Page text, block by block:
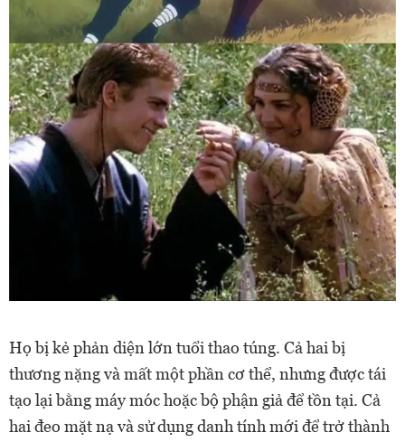
Họ bị kẻ phản diện lớn tuổi thao túng. Cả hai bị
thương nặng và mất một phần cơ thể, nhưng được tái
tạo lại bằng máy móc hoặc bộ phận giả để tồn tại. Cả
hai đeo mặt nạ và sử dụng danh tính mới để trở thành